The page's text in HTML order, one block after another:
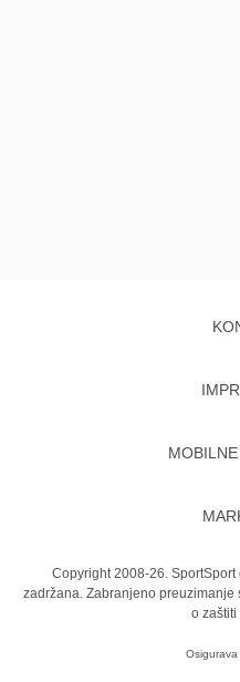
Copyright 2008-26.
zadržana. Zabranjeno preuzimanje
o zaštiti
Osigurava